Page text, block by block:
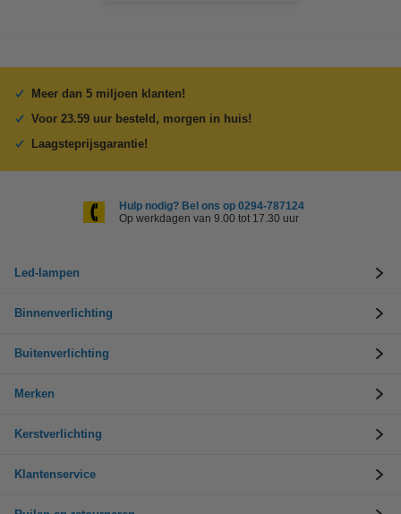
Meer dan 5 miljoen klanten!
Voor 23.59 uur besteld, morgen in huis!
Laagsteprijsgarantie!
Hulp nodig? Bel ons op 0294-787124
Op werkdagen van 9.00 tot 17.30 uur
Led-lampen
Binnenverlichting
Buitenverlichting
Merken
Kerstverlichting
Klantenservice